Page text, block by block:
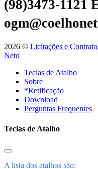
(98)3473-1121
2026 © Licitações e
Neto
Teclas de Atalho
Sobre
*Retificação
Download
Perguntas Frequentes
Teclas de Atalho
A lista dos atalhos são: